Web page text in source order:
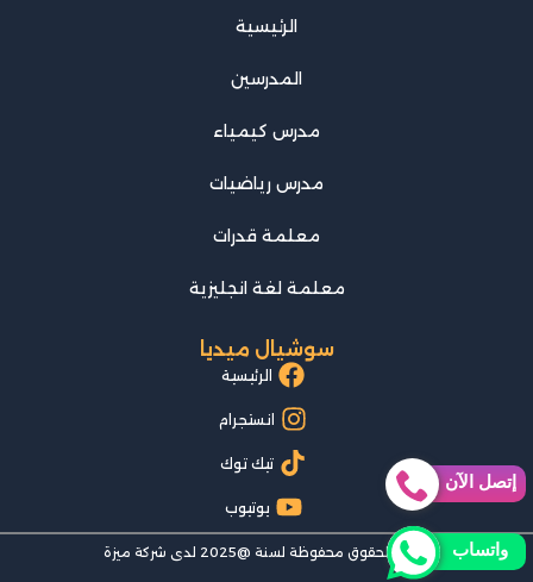
الرئيسية
المدرسين
مدرس كيمياء
مدرس رياضيات
معلمة قدرات
معلمة لغة انجليزية
سوشيال ميديا
الرئيسية
انستجرام
تيك توك
يوتيوب
جميع الحقوق محفوظة لسنة @2025 لدى شركة ميزة
إتصل الآن
واتساب